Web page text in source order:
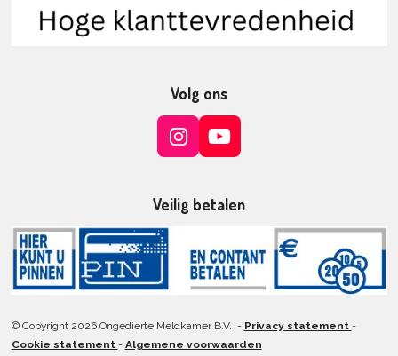
Volg ons
I
t
Y
T
e
Veilig betalen
© Copyright 2026 Ongedierte Meldkamer B.V. - Privacy statement -
Cookie statement - Algemene voorwaarden